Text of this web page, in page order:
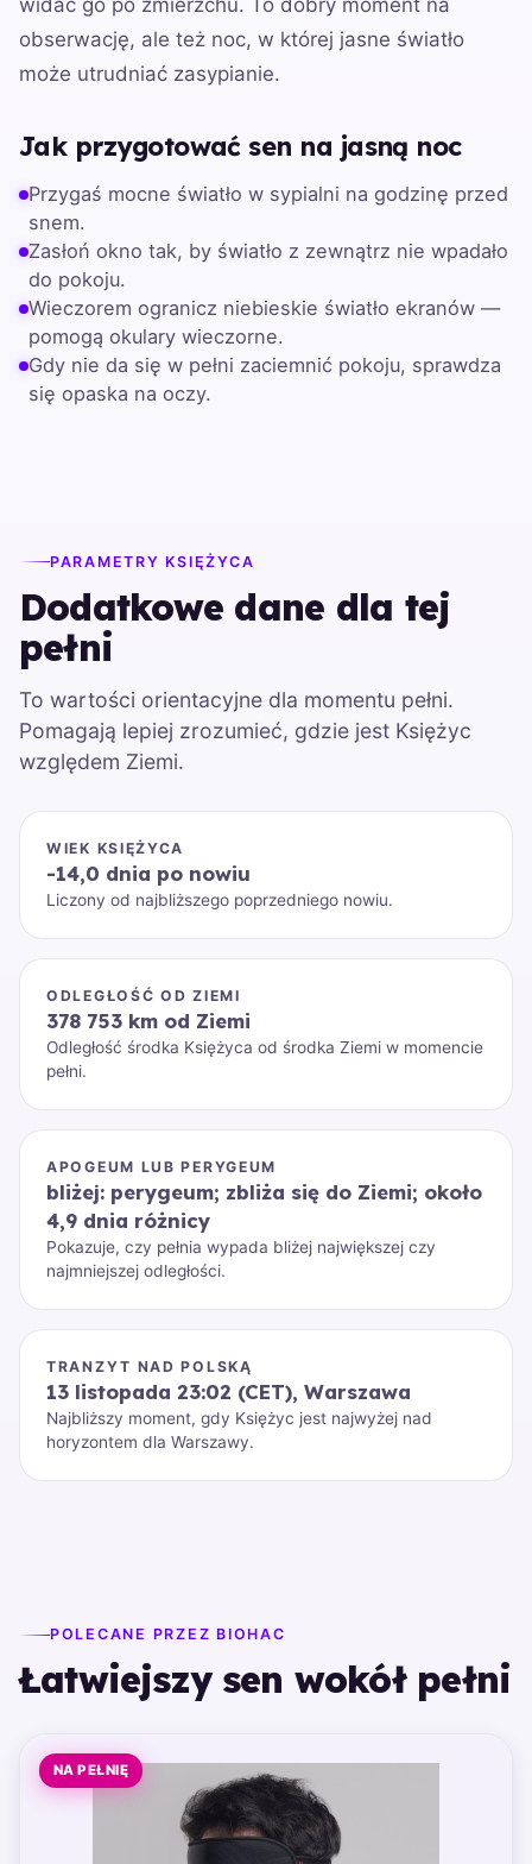
widać go po zmierzchu. To dobry moment na
obserwację, ale też noc, w której jasne światło
może utrudniać zasypianie.
Jak przygotować sen na jasną noc
Przygaś mocne światło w sypialni na godzinę przed
snem.
Zasłoń okno tak, by światło z zewnątrz nie wpadało
do pokoju.
Wieczorem ogranicz niebieskie światło ekranów —
pomogą okulary wieczorne.
Gdy nie da się w pełni zaciemnić pokoju, sprawdza
się opaska na oczy.
PARAMETRY KSIĘŻYCA
Dodatkowe dane dla tej
pełni
To wartości orientacyjne dla momentu pełni.
Pomagają lepiej zrozumieć, gdzie jest Księżyc
względem Ziemi.
WIEK KSIĘŻYCA
-14,0 dnia po nowiu
Liczony od najbliższego poprzedniego nowiu.
ODLEGŁOŚĆ OD ZIEMI
378 753 km od Ziemi
Odległość środka Księżyca od środka Ziemi w momencie
pełni.
APOGEUM LUB PERYGEUM
bliżej: perygeum; zbliża się do Ziemi; około
4,9 dnia różnicy
Pokazuje, czy pełnia wypada bliżej największej czy
najmniejszej odległości.
TRANZYT NAD POLSKĄ
13 listopada 23:02 (CET), Warszawa
Najbliższy moment, gdy Księżyc jest najwyżej nad
horyzontem dla Warszawy.
POLECANE PRZEZ BIOHAC
Łatwiejszy sen wokół pełni
NA PEŁNIĘ